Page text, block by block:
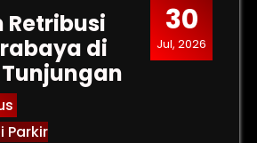
30
Jul, 2026
Retribusi
di
Parkir